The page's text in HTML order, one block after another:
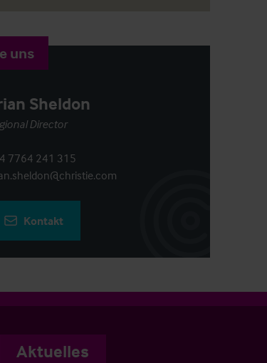
uns
Sheldon
Director
7764 241 315
Kontakt
Aktuelles